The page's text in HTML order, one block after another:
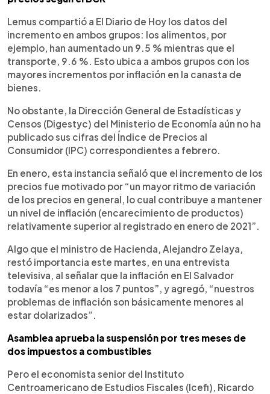
Lemus compartió a El Diario de Hoy los datos del
incremento en ambos grupos: los alimentos, por
ejemplo, han aumentado un 9.5 % mientras que el
transporte, 9.6 %. Esto ubica a ambos grupos con los
mayores incrementos por inflación en la canasta de
bienes.
No obstante, la Dirección General de Estadísticas y
Censos (Digestyc) del Ministerio de Economía aún no ha
publicado sus cifras del Índice de Precios al
Consumidor (IPC) correspondientes a febrero.
En enero, esta instancia señaló que el incremento de los
precios fue motivado por “un mayor ritmo de variación
de los precios en general, lo cual contribuye a mantener
un nivel de inflación (encarecimiento de productos)
relativamente superior al registrado en enero de 2021”.
Algo que el ministro de Hacienda, Alejandro Zelaya,
restó importancia este martes, en una entrevista
televisiva, al señalar que la inflación en El Salvador
todavía “es menor a los 7 puntos”, y agregó, “nuestros
problemas de inflación son básicamente menores al
estar dolarizados”.
Asamblea aprueba la suspensión por tres meses de
dos impuestos a combustibles
Pero el economista senior del Instituto
Centroamericano de Estudios Fiscales (Icefi), Ricardo